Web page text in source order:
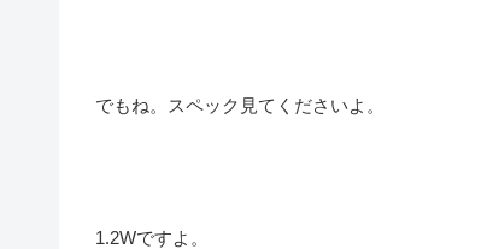
でもね。スペック見てくださいよ。
1.2Wですよ。